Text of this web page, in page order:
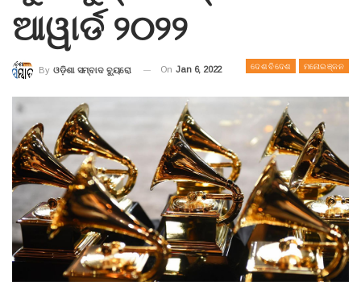
ଆୱାର୍ଡ ୨୦୨୨
ଦେଶ ବିଦେଶ ମନୋରଞ୍ଜନ
By ଓଡ଼ିଶା ସମ୍ବାଦ ବ୍ୟୁରୋ On Jan 6, 2022